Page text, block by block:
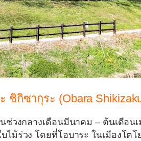
ชิกิซากุระ (Obara
วงกลางเดือนมีนาคม – ต้นเดือน
ม้ร่วง โดยที่โอบาระ ในเมืองโต